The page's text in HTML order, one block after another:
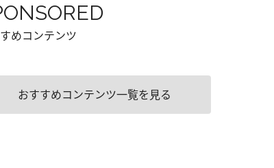
めコンテンツ
おすすめコンテンツ一覧を見る